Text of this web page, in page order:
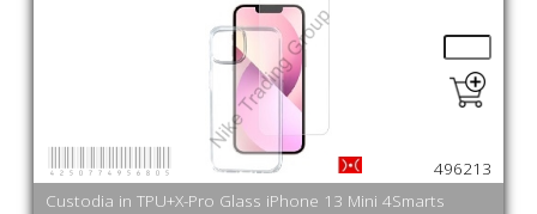
Custodia in TPU+X-Pro Glass iPhone 13 Mini 4Smarts
496213